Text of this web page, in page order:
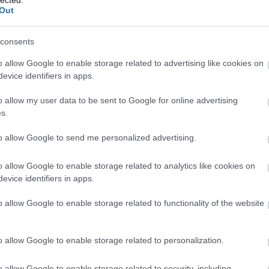
allow Google to enable storage related to advertising like cookies on
identifiers in apps.
allow my user data to be sent to Google for online advertising
allow Google to send me personalized advertising.
allow Google to enable storage related to analytics like cookies on
identifiers in apps.
allow Google to enable storage related to functionality of the website
allow Google to enable storage related to personalization.
birodalom fényűzésében fog lubickolni, azok a szintén FX-
számításukat, amely ugyanazt a híres bűntényt – a
– dolgozza fel, mint
Spaceyjátszotta volna a családfőt, de szexuális zaklatási